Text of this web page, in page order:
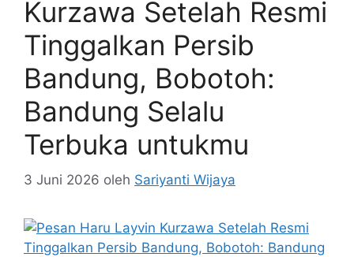
Kurzawa Setelah Resmi
Tinggalkan Persib
Bandung, Bobotoh:
Bandung Selalu
Terbuka untukmu
3 Juni 2026 oleh Sariyanti Wijaya